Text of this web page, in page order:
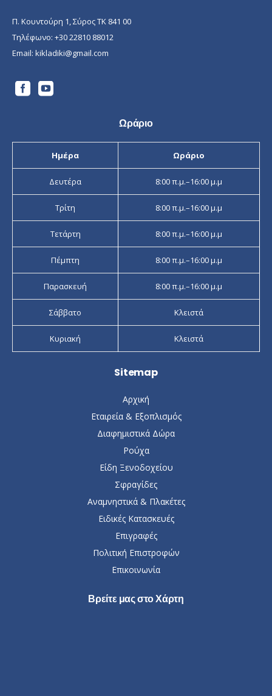
Π. Κουντούρη 1, Σύρος ΤΚ 841 00
Τηλέφωνο: +30 22810 88012
Email: kikladiki@gmail.com
Ωράριο
Ημέρα Ωράριο
Δευτέρα 8:00 π.μ.–16:00 μ.μ
Τρίτη 8:00 π.μ.–16:00 μ.μ
Τετάρτη 8:00 π.μ.–16:00 μ.μ
Πέμπτη 8:00 π.μ.–16:00 μ.μ
Παρασκευή 8:00 π.μ.–16:00 μ.μ
Σάββατο Κλειστά
Κυριακή Κλειστά
Sitemap
Αρχική
Εταιρεία & Εξοπλισμός
Διαφημιστικά Δώρα
Ρούχα
Είδη Ξενοδοχείου
Σφραγίδες
Αναμνηστικά & Πλακέτες
Ειδικές Κατασκευές
Επιγραφές
Πολιτική Επιστροφών
Επικοινωνία
Βρείτε μας στο Χάρτη